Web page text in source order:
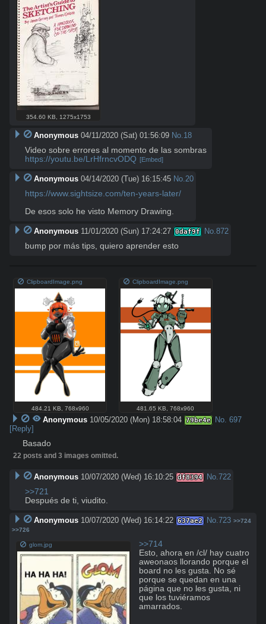
354.60 KB 1275x1753
Anonymous 04/11/2020 (Sat) 01:56:09 No.18
https://youtu.be/LrHfrncvODQ [Embed]
Anonymous 04/14/2020 (Tue) 16:15:45 No.20
https://www.sightsize.com/ten-years-later/
De esos solo he visto Memory Drawing.
Anonymous 11/01/2020 (Sun) 17:24:27 0daf9f No.872
bump por más tips, quiero aprender esto
ClipboardImage.png
484.21 KB 768x960
ClipboardImage.png
481.65 KB ,768x960
Anonymous 10/05/2020 (Mon) 18:58:04 79be4e No. 697
[Reply]
Basado
22 posts and 3 images omitted.
Anonymous 10/07/2020 (Wed) 16:10:25 df8394 No.722
>>721
Después de ti, viudito.
Anonymous 10/07/2020 (Wed) 16:14:22 637ae2 No.723 >>724
>>726
glom.jpg
>>714
Esto, ahora en /cl/ hay cuatro
aweonaos llorando porque el
board no les gusta. No sé
porque se quedan en una
página que no les gusta, ni
que los tuviéramos
amarrados.